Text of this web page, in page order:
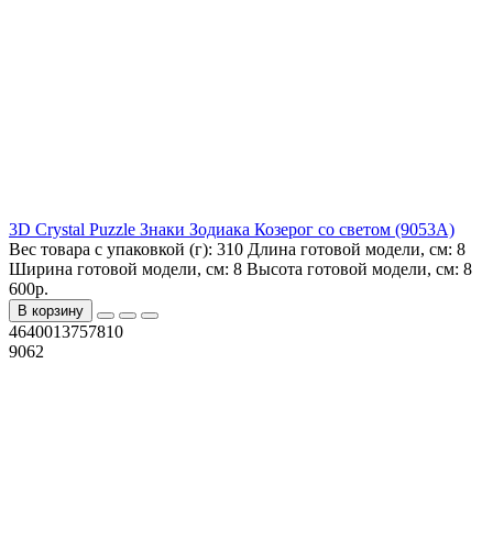
3D Crystal Puzzle Знаки Зодиака Козерог со светом (9053A)
Вес товара с упаковкой (г): 310 Длина готовой модели, см: 8
Ширина готовой модели, см: 8 Высота готовой модели, см: 8
600р.
В корзину
4640013757810
9062